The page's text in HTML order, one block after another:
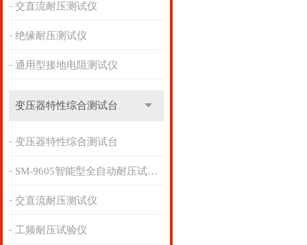
交直流耐压测试仪
绝缘耐压测试仪
通用型接地电阻测试仪
变压器特性综合测试台
变压器特性综合测试台
SM-9605智能型全自动耐压试验仪
交直流耐压测试仪
工频耐压试验仪